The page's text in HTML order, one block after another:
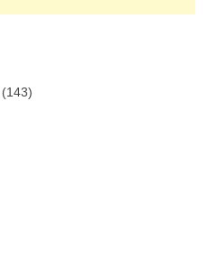
(143)